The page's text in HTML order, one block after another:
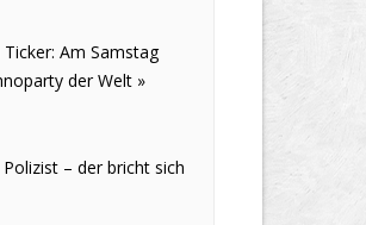
Am Samstag
der Welt »
– der bricht sich